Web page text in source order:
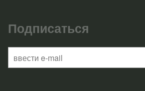
Подписаться